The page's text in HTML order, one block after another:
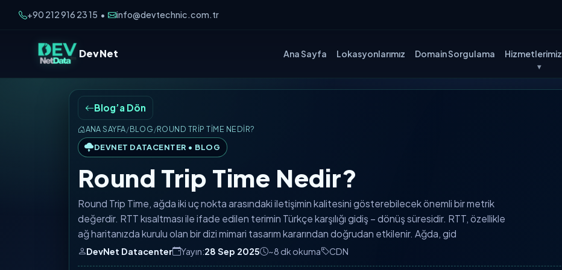
+90 212 916 23 15 • info@devtechnic.com.tr
DevNet Ana Sayfa Lokasyonlarımız Domain Sorgulama Hizmetlerimiz
Blog’a Dön
ANA SAYFA/BLOG/ROUND TRIP TIME NEDIR?
DEVNET DATACENTER • BLOG
Round Trip Time Nedir?
Round Trip Time, ağda iki uç nokta arasındaki iletişimin kalitesini gösterebilecek önemli bir metrik
değerdir. RTT kısaltması ile ifade edilen terimin Türkçe karşılığı gidiş – dönüş süresidir. RTT, özellikle
ağ haritanızda kurulu olan bir dizi mimari tasarım kararından doğrudan etkilenir. Ağda, gid
DevNet Datacenter Yayın:28 Sep 2025 ~8 dk okuma CDN